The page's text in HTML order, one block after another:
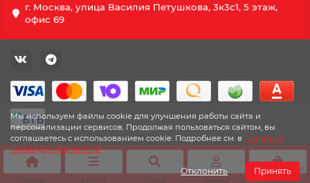
Мы используем файлы cookie для улучшения работы сайта и
персонализации сервисов. Продолжая пользоваться сайтом, вы
соглашаетесь с использованием cookie. Подробнее см. в Политике
конфиденциальности.
Отклонить Принять
г. Москва, улица Василия Петушкова, 3к3c1, 5 этаж,
офис 69
Главная Каталог Поиск Аккаунт
0
Корзина